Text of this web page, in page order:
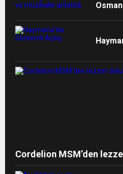
Cordelion MSM’den